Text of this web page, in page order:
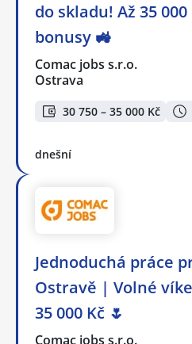
do skladu! Až 35 000
bonusy 🚜
Comac jobs s.r.o.
Ostrava
30 750 – 35 000 Kč
dnešní
Jednoduchá práce
Ostravě | Volné
35 000 Kč 🌷
Comac jobs s.r.o.